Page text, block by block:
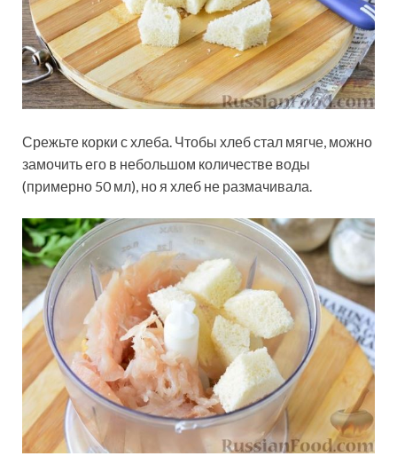
Срежьте корки с хлеба. Чтобы хлеб стал мягче, можно
замочить его в небольшом количестве воды
(примерно 50 мл), но я хлеб не размачивала.